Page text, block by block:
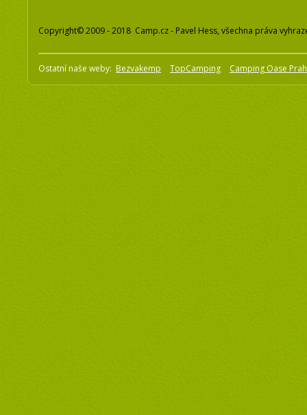
Copyright© 2009 - 2018 Camp.cz - Pavel Hess, všechna práva
Ostatní naše weby: Bezvakemp TopCamping Camping Oase